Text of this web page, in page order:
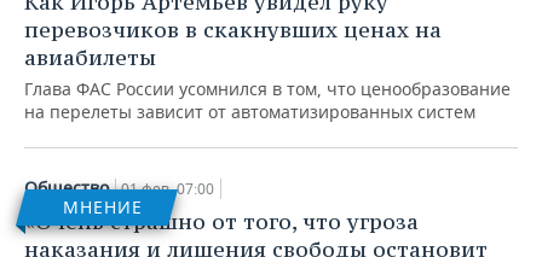
перевозчиков в скакнувших ценах на
авиабилеты
Глава ФАС России усомнился в том, что ценообразование
на перелеты зависит от автоматизированных систем
МНЕНИЕ
Общество 01 фев, 07:00
«Очень страшно от того, что угроза
наказания и лишения свободы остановит